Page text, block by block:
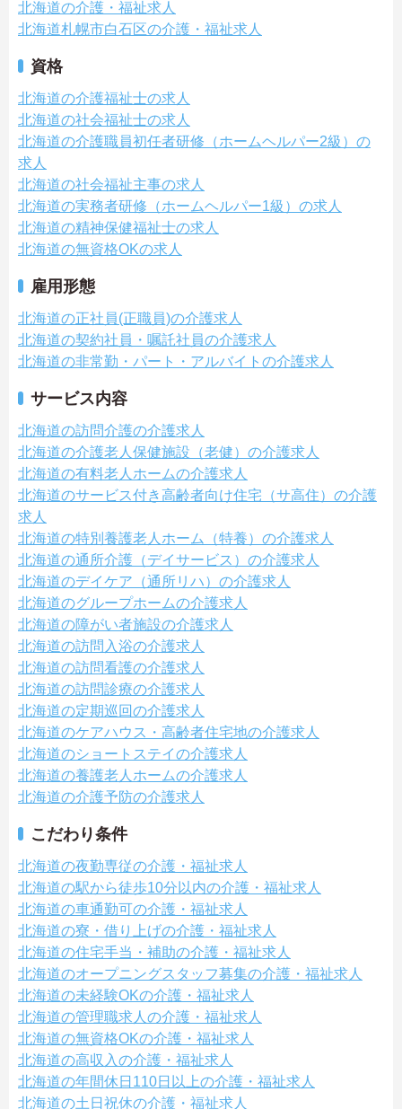
北海道の介護・福祉求人
北海道札幌市白石区の介護・福祉求人
資格
北海道の介護福祉士の求人
北海道の社会福祉士の求人
北海道の介護職員初任者研修（ホームヘルパー2級）の
求人
北海道の社会福祉主事の求人
北海道の実務者研修（ホームヘルパー1級）の求人
北海道の精神保健福祉士の求人
北海道の無資格OKの求人
雇用形態
北海道の正社員(正職員)の介護求人
北海道の契約社員・嘱託社員の介護求人
北海道の非常勤・パート・アルバイトの介護求人
サービス内容
北海道の訪問介護の介護求人
北海道の介護老人保健施設（老健）の介護求人
北海道の有料老人ホームの介護求人
北海道のサービス付き高齢者向け住宅（サ高住）の介護
求人
北海道の特別養護老人ホーム（特養）の介護求人
北海道の通所介護（デイサービス）の介護求人
北海道のデイケア（通所リハ）の介護求人
北海道のグループホームの介護求人
北海道の障がい者施設の介護求人
北海道の訪問入浴の介護求人
北海道の訪問看護の介護求人
北海道の訪問診療の介護求人
北海道の定期巡回の介護求人
北海道のケアハウス・高齢者住宅地の介護求人
北海道のショートステイの介護求人
北海道の養護老人ホームの介護求人
北海道の介護予防の介護求人
こだわり条件
北海道の夜勤専従の介護・福祉求人
北海道の駅から徒歩10分以内の介護・福祉求人
北海道の車通勤可の介護・福祉求人
北海道の寮・借り上げの介護・福祉求人
北海道の住宅手当・補助の介護・福祉求人
北海道のオープニングスタッフ募集の介護・福祉求人
北海道の未経験OKの介護・福祉求人
北海道の管理職求人の介護・福祉求人
北海道の無資格OKの介護・福祉求人
北海道の高収入の介護・福祉求人
北海道の年間休日110日以上の介護・福祉求人
北海道の土日祝休の介護・福祉求人